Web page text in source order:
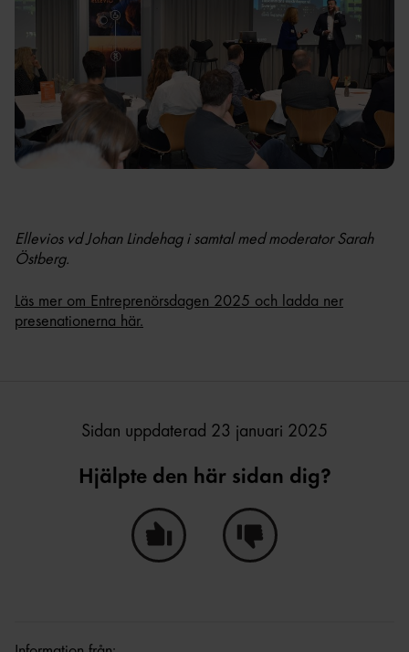
Ellevios vd Johan Lindehag i samtal med moderator Sarah
Östberg.
Läs mer om Entreprenörsdagen 2025 och ladda ner
presenationerna här.
Sidan uppdaterad 23 januari 2025
Hjälpte den här sidan dig?